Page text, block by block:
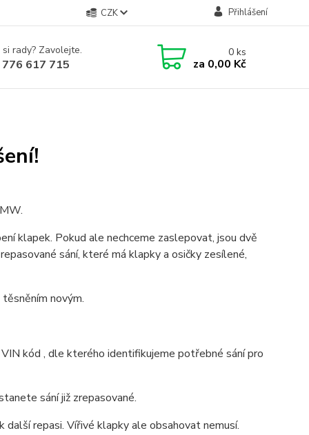
CZK Přihlášení
rady? Zavolejte.
617 715
0ks
za 0,00 Kč
klapek. Pokud ale nechceme zaslepovat, jsou dvě
sání, které má klapky a osičky zesílené,
novým.
kód , dle kterého identifikujeme potřebné sání pro
sání již zrepasované.
další repasi. Vířivé klapky ale obsahovat nemusí.